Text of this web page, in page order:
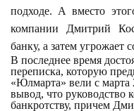
подходе. А вместо
компании Дмитрий
банку, а затем угрожает
В последнее время
переписка, которую
«Юлмарта» вели с марта
вывод, что руководство
банкротству, причем